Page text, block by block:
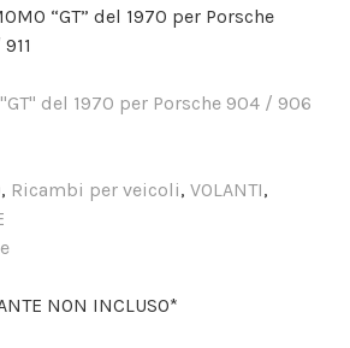
“GT” del 1970 per Porsche
, Ricambi per veicoli, VOLANTI,
NON INCLUSO*